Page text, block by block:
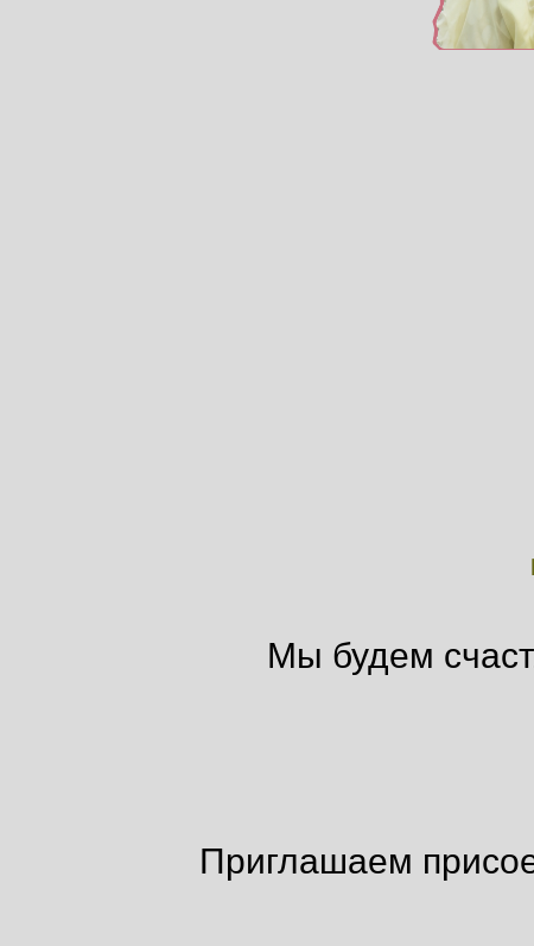
Мы будем
Приглашаем